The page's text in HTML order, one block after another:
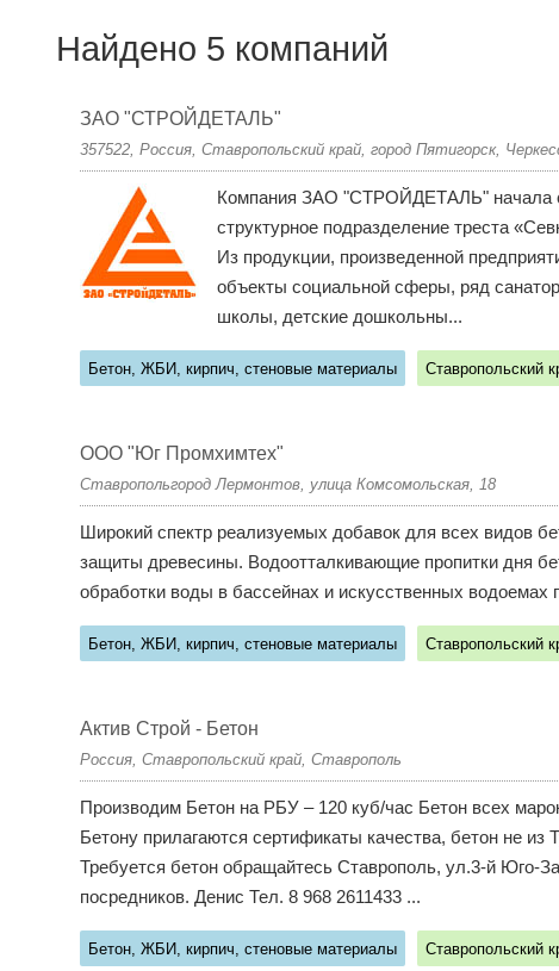
Найдено 5 компаний
ЗАО "СТРОЙДЕТАЛЬ"
357522, Россия, Ставропольский край, город Пятигорск,
Компания ЗАО "СТРОЙДЕТАЛЬ" начала
структурное подразделение треста
Из продукции, произведенной
объекты социальной сферы, ряд
школы, детские дошкольны...
Бетон, ЖБИ, кирпич, стеновые материалы Ставропольский
ООО "Юг Промхимтех"
Ставропольгород Лермонтов, улица Комсомольская, 18
Широкий спектр реализуемых добавок для всех видов
защиты древесины. Водоотталкивающие пропитки дня
обработки воды в бассейнах и искусственных водоемах
Бетон, ЖБИ, кирпич, стеновые материалы Ставропольский
Актив Строй - Бетон
Россия, Ставропольский край, Ставрополь
Производим Бетон на РБУ – 120 куб/час Бетон всех
Бетону прилагаются сертификаты качества, бетон не из
Требуется бетон обращайтесь Ставрополь, ул.3-й Юго-
посредников. Денис Тел. 8 968 2611433 ...
Бетон, ЖБИ, кирпич, стеновые материалы Ставропольский